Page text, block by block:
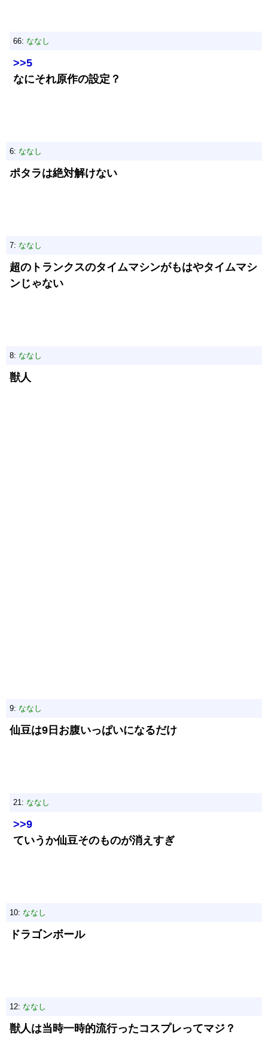
66: ななし
>>5
なにそれ原作の設定？
6: ななし
ポタラは絶対解けない
7: ななし
超のトランクスのタイムマシンがもはやタイムマシ
ンじゃない
8: ななし
獣人
9: ななし
仙豆は9日お腹いっぱいになるだけ
21: ななし
>>9
ていうか仙豆そのものが消えすぎ
10: ななし
ドラゴンボール
12: ななし
獣人は当時一時的流行ったコスプレってマジ？